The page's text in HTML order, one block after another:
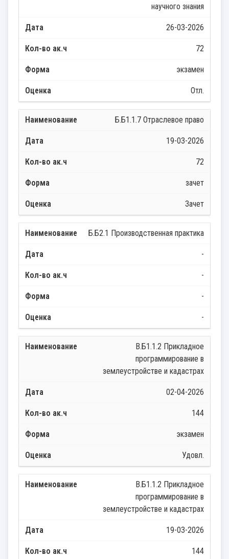
научного знания
26-03-2026
72
экзамен
Отл.
Б.Б1.1.7 Отраслевое право
19-03-2026
72
зачет
Зачет
Б.Б2.1 Производственная практика
-
-
-
-
В.Б1.1.2 Прикладное
программирование в
землеустройстве и кадастрах
02-04-2026
144
экзамен
Удовл.
В.Б1.1.2 Прикладное
программирование в
землеустройстве и кадастрах
19-03-2026
144